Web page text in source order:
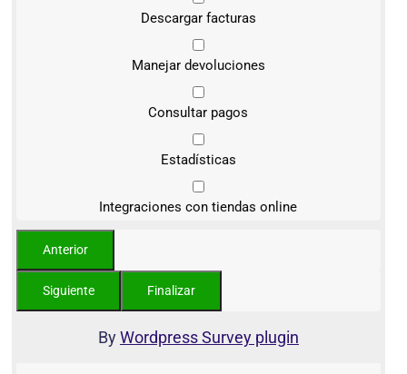
Descargar facturas
Manejar devoluciones
Consultar pagos
Estadísticas
Integraciones con tiendas online
ByWordpress Survey plugin